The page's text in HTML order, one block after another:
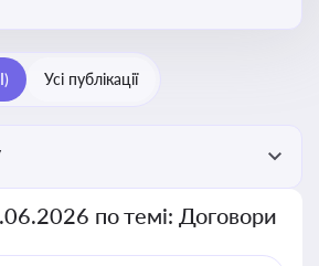
та розірвання договору
Усі публікації
по темі: Договори